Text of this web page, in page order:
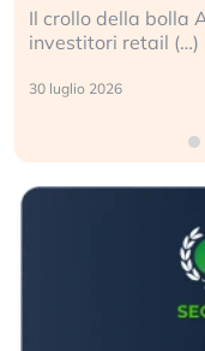
Il crollo della bolla
investitori retail (…)
30 luglio 2026